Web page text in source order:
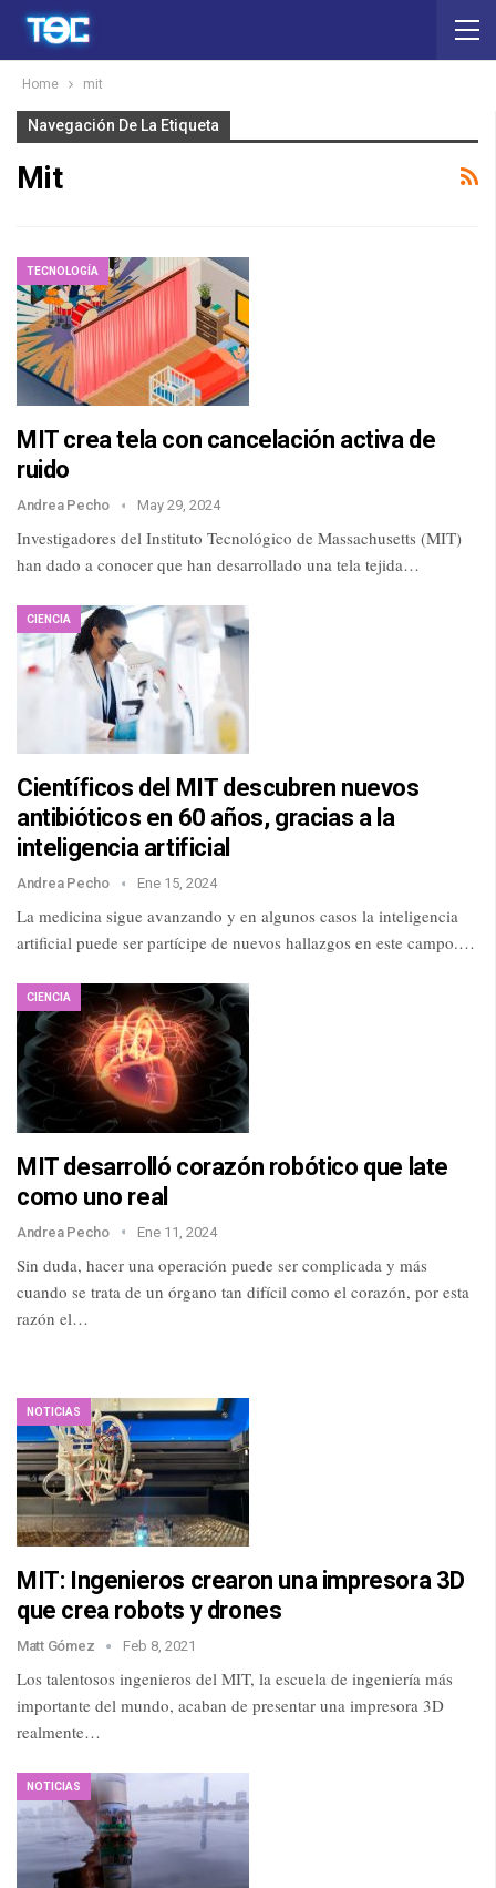
Home mit
Navegación De La Etiqueta
Mit
TECNOLOGÍA
MIT crea tela con cancelación activa de
ruido
Andrea Pecho May 29, 2024
Investigadores del Instituto Tecnológico de Massachusetts (MIT)
han dado a conocer que han desarrollado una tela tejida…
CIENCIA
Científicos del MIT descubren nuevos
antibióticos en 60 años, gracias a la
inteligencia artificial
Andrea Pecho Ene 15, 2024
La medicina sigue avanzando y en algunos casos la inteligencia
artificial puede ser partícipe de nuevos hallazgos en este campo.…
CIENCIA
MIT desarrolló corazón robótico que late
como uno real
Andrea Pecho Ene 11, 2024
Sin duda, hacer una operación puede ser complicada y más
cuando se trata de un órgano tan difícil como el corazón, por esta
razón el…
NOTICIAS
MIT: Ingenieros crearon una impresora 3D
que crea robots y drones
Matt Gómez Feb 8, 2021
Los talentosos ingenieros del MIT, la escuela de ingeniería más
importante del mundo, acaban de presentar una impresora 3D
realmente…
NOTICIAS